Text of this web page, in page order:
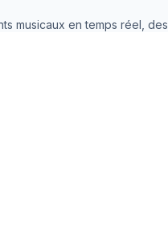
musicaux en temps réel, des